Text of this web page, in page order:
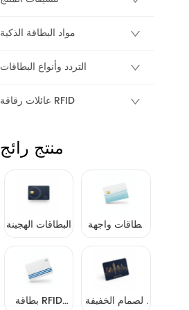
مواد البطاقة الذكية
التردد وأنواع البطاقات
عائلات رقاقة RFID
منتج رائج
البطاقات الهجينة
بطاقات واجهة
بطاقة RFID الصمام الخفيفة